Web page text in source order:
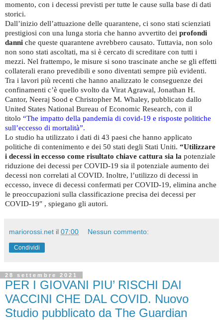
momento, con i decessi previsti per tutte le cause sulla base di dati
storici.
Dall’inizio dell’attuazione delle quarantene, ci sono stati scienziati
prestigiosi con una lunga storia che hanno avvertito dei profondi
danni che queste quarantene avrebbero causato. Tuttavia, non solo
non sono stati ascoltati, ma si è cercato di screditare con tutti i
mezzi. Nel frattempo, le misure si sono trascinate anche se gli effetti
collaterali erano prevedibili e sono diventati sempre più evidenti.
Tra i lavori più recenti che hanno analizzato le conseguenze dei
confinamenti c’è quello svolto da Virat Agrawal, Jonathan H.
Cantor, Neeraj Sood e Christopher M. Whaley, pubblicato dallo
United States National Bureau of Economic Research, con il
titolo “The impatto della pandemia di covid-19 e risposte politiche
sull’eccesso di mortalità”.
Lo studio ha utilizzato i dati di 43 paesi che hanno applicato
politiche di contenimento e dei 50 stati degli Stati Uniti. “Utilizzare
i decessi in eccesso come risultato chiave cattura sia la potenziale
riduzione dei decessi per COVID-19 sia il potenziale aumento dei
decessi non correlati al COVID. Inoltre, l’utilizzo di decessi in
eccesso, invece di decessi confermati per COVID-19, elimina anche
le preoccupazioni sulla classificazione precisa dei decessi per
COVID-19″ , spiegano gli autori.
mariorossi.net il 07:00 Nessun commento:
Condividi
28 settembre 2021
PER I GIOVANI PIU’ RISCHI DAI
VACCINI CHE DAL COVID. Nuovo
Studio pubblicato da The Guardian